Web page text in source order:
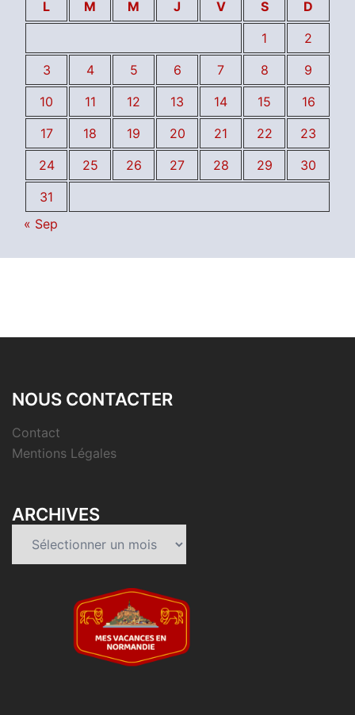
L M M J V S
D
1
2
3
4 5 6 7 8
9
10
11 12 13 14 15
16
17
18 19 20 21 22
23
24
25 26 27 28 29
30
31
« Sep
NOUS CONTACTER
Contact
Mentions Légales
ARCHIVES